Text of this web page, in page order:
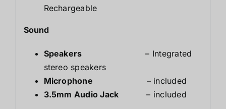
Rechargeable
Sound
Speakers
– Integrated
stereo speakers
Microphone
– included
3.5mm Audio Jack– included